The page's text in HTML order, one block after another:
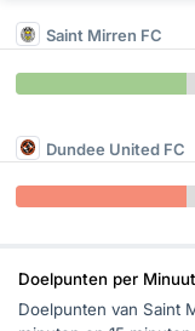
Saint Mirren FC
Dundee United FC
Doelpunten per Minuut
Doelpunten van Saint